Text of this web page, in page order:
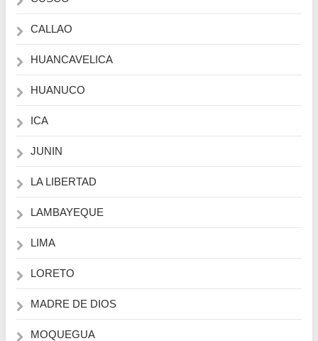
CALLAO
HUANCAVELICA
HUANUCO
ICA
JUNIN
LA LIBERTAD
LAMBAYEQUE
LIMA
LORETO
MADRE DE DIOS
MOQUEGUA